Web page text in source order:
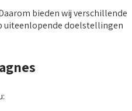
bieden wij verschillende
uiteenlopende doelstellingen